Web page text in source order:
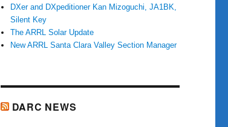
DXer and DXpeditioner Kan Mizoguchi, JA1BK,
Silent Key
The ARRL Solar Update
New ARRL Santa Clara Valley Section Manager
DARC NEWS